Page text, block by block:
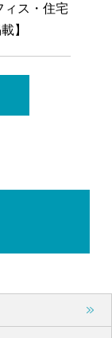
ス・住宅
】